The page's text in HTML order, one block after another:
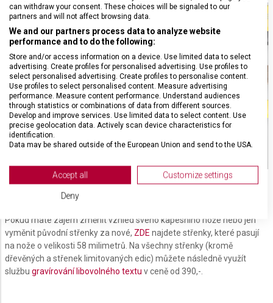
Střenky 58 mm
Pokud máte zájem změnit vzhled svého kapesního nože nebo jen
vyměnit původní střenky za nové, ZDE najdete střenky, které pasují
na nože o velikosti 58 milimetrů. Na všechny střenky (kromě
dřevěných a střenek limitovaných edic) můžete následně využít
službu gravírování libovolného textu v ceně od 390,-.
can withdraw your consent. These choices will be signaled to our
partners and will not affect browsing data.
We and our partners process data to analyze website
performance and to do the following:
Store and/or access information on a device. Use limited data to select
advertising. Create profiles for personalised advertising. Use profiles to
select personalised advertising. Create profiles to personalise content.
Use profiles to select personalised content. Measure advertising
performance. Measure content performance. Understand audiences
through statistics or combinations of data from different sources.
Develop and improve services. Use limited data to select content. Use
precise geolocation data. Actively scan device characteristics for
identification.
Data may be shared outside of the European Union and send to the USA.
View Partner List (2 IAB Vendors)
We use your data for the following purposes:
Store and/or access information on a device
Use limited data to select advertising
Create profiles for personalised advertising
Accept all Customize settings
Deny